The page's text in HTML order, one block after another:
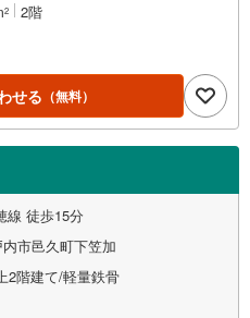
2 2階
せる （無料）
線 徒歩15分
市邑久町下笠加
2階建て/軽量鉄骨